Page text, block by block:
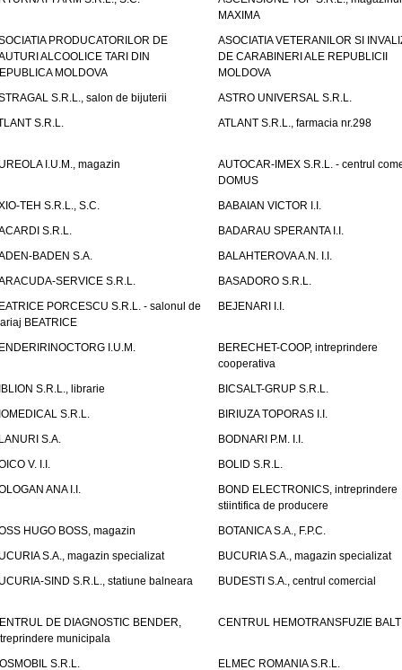
MAXIMA
PRODUCATORILOR DE
ALCOOLICE TARI DIN
MOLDOVA
ASOCIATIA VETERANILOR SI
DE CARABINERI ALE REPUBLICII
MOLDOVA
S.R.L., salon de bijuterii
ASTRO UNIVERSAL S.R.L.
S.R.L.
ATLANT S.R.L., farmacia nr.298
I.U.M., magazin
AUTOCAR-IMEX S.R.L. - centrul
DOMUS
TEH S.R.L., S.C.
BABAIAN VICTOR I.I.
S.R.L.
BADARAU SPERANTA I.I.
BADEN S.A.
BALAHTEROVA A.N. I.I.
SERVICE S.R.L.
BASADORO S.R.L.
PORCESCU S.R.L. - salonul de
BEATRICE
BEJENARI I.I.
I.U.M.
BERECHET-COOP, intreprindere
cooperativa
S.R.L., librarie
BICSALT-GRUP S.R.L.
S.R.L.
BIRIUZA TOPORAS I.I.
S.A.
BODNARI P.M. I.I.
V. I.I.
BOLID S.R.L.
ANA I.I.
BOND ELECTRONICS, intreprindere
stiintifica de producere
HUGO BOSS, magazin
BOTANICA S.A., F.P.C.
S.A., magazin specializat
BUCURIA S.A., magazin specializat
SIND S.R.L., statiune balneara
BUDESTI S.A., centrul comercial
DE DIAGNOSTIC BENDER,
municipala
CENTRUL HEMOTRANSFUZIE
S.R.L.
ELMEC ROMANIA S.R.L.